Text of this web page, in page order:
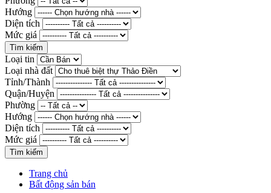
Hướng
Diện tích
Mức giá
Loại tin
Loại nhà đất
Tỉnh/Thành
Quận/Huyện
Phường
Hướng
Diện tích
Mức giá
Trang chủ
Bất động sản bán